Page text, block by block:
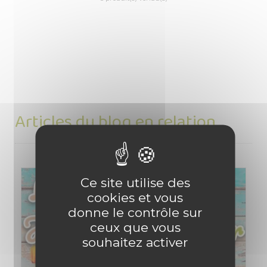
Articles du blog en relation
Ce site utilise des
cookies et vous
donne le contrôle sur
ceux que vous
souhaitez activer